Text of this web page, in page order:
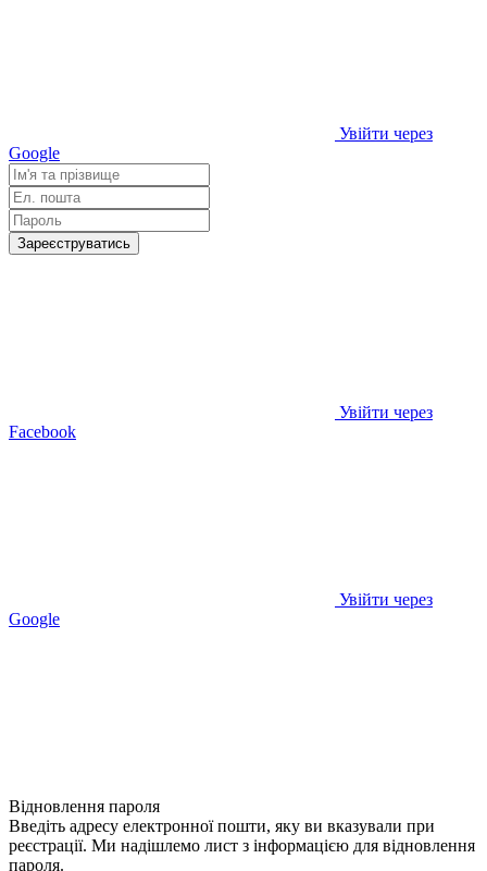
Увійти через
Google
Зареєструватись
Увійти через
Facebook
Увійти через
Google
Відновлення пароля
Введіть адресу електронної пошти, яку ви вказували при
реєстрації. Ми надішлемо лист з інформацією для відновлення
пароля.